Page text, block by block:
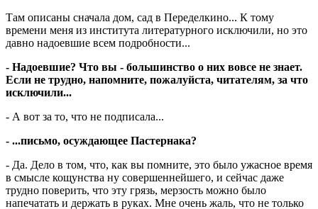
Там описаны сначала дом, сад в Переделкино... К тому
времени меня из института литературного исключили, но это
давно надоевшие всем подробности...
- Надоевшие? Что вы - большинство о них вовсе не знает.
Если не трудно, напомните, пожалуйста, читателям, за что
исключили...
- А вот за то, что не подписала...
- ...письмо, осуждающее Пастернака?
- Да. Дело в том, что, как вы помните, это было ужасное время
в смысле кощунства ну совершеннейшего, и сейчас даже
трудно поверить, что эту грязь, мерзость можно было
напечатать и держать в руках. Мне очень жаль, что не только